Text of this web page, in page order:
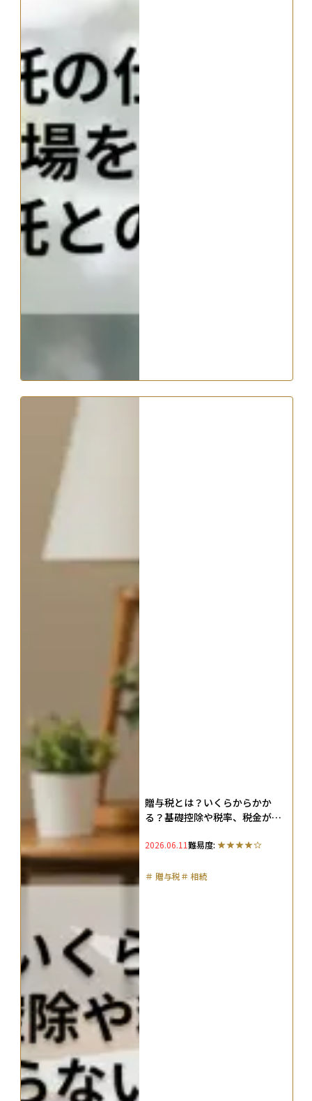
贈与税とは？いくらからかか
る？基礎控除や税率、税金がか
版）
2026.06.11難易度:
＃ 贈与税＃ 相続